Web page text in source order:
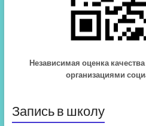
Независимая оценка
организациями
Запись в школу